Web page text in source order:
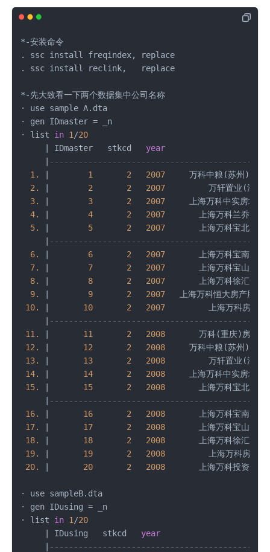
*-安装命令
. ssc install freqindex, replace
. ssc install reclink,   replace
*-先大致看一下两个数据集中公司名称
· use sample A.dta
· gen IDmaster = _n
· list in 1 /20
IDmaster   stkcd year
1.
1 2 2007
万科中粮(苏州)置
2.
2 2 2007
万轩置业(深圳
3.
3 2 2007
上海万科中实房地
4.
4 2 2007
上海万科兰乔置
5.
5 2 2007
上海万科宝北置
6.
6 2 2007
上海万科宝南置
7.
7 2 2007
上海万科宝山置
8.
8 2 2007
上海万科徐汇置
9.
9 2 2007
上海万科恒大房产股
10.
10 2 2007
上海万科房地
11.
11 2 2008
万科(重庆)房地
12.
12 2 2008
万科中粮(苏州)置
13.
13 2 2008
万轩置业(深圳
14.
14 2 2008
上海万科中实房地
15.
15 2 2008
上海万科宝北置
16.
16 2 2008
上海万科宝南置
17.
17 2 2008
上海万科宝山置
18.
18 2 2008
上海万科徐汇置
19.
19 2 2008
上海万科房地
20.
20 2 2008
上海万科投资管
· use sampleB.dta
· gen IDusing = _n
· list in 1 /20
IDusing   stkcd year